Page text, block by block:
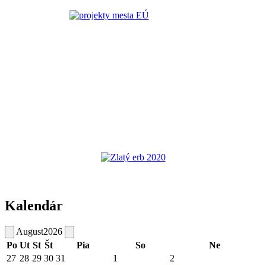
Kalendár
August2026
Po Ut St Št Pia So
Ne
27 28 29 30 31 1 2